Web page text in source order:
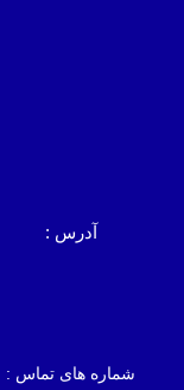
آدرس :
شماره های تماس :